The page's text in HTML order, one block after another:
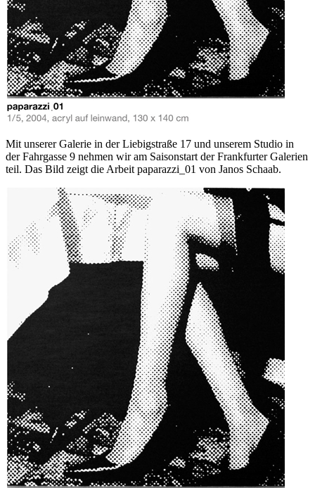
Mit unserer Galerie in der Liebigstraße 17 und unserem Studio in
der Fahrgasse 9 nehmen wir am Saisonstart der Frankfurter Galerien
teil. Das Bild zeigt die Arbeit paparazzi_01 von Janos Schaab.